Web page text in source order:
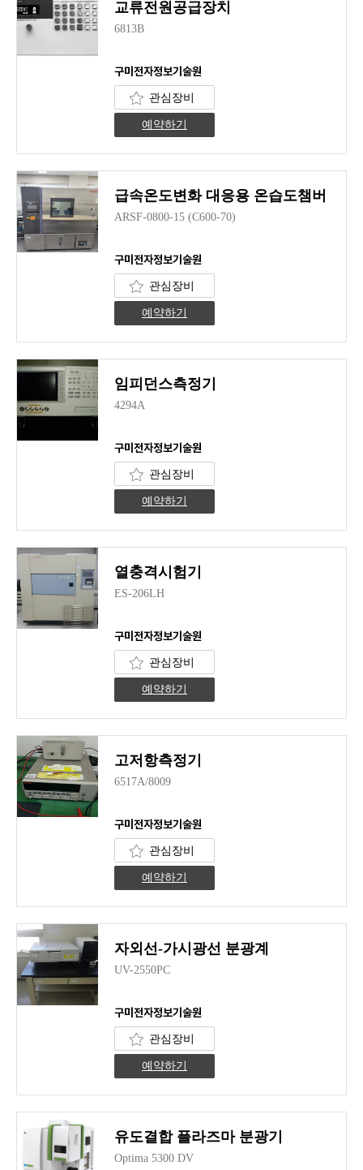
교류전원공급장치
6813B
구미전자정보기술원
관심장비
예약하기
급속온도변화 대응용 온습도챔버
ARSF-0800-15 (C600-70)
구미전자정보기술원
관심장비
예약하기
임피던스측정기
4294A
구미전자정보기술원
관심장비
예약하기
열충격시험기
ES-206LH
구미전자정보기술원
관심장비
예약하기
고저항측정기
6517A/8009
구미전자정보기술원
관심장비
예약하기
자외선-가시광선 분광계
UV-2550PC
구미전자정보기술원
관심장비
예약하기
유도결합 플라즈마 분광기
Optima 5300 DV